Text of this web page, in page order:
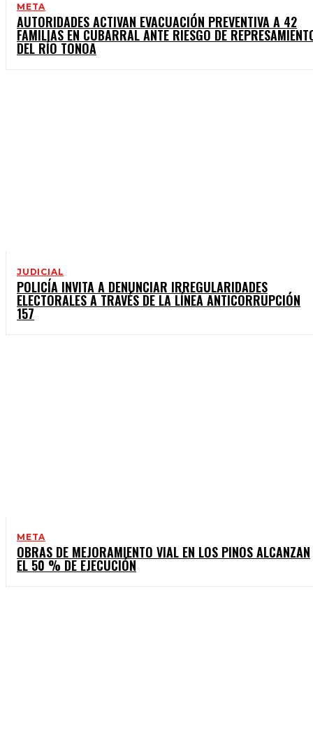
META
AUTORIDADES ACTIVAN EVACUACIÓN PREVENTIVA A 42
FAMILIAS EN CUBARRAL ANTE RIESGO DE
DEL RÍO TONOA
JUDICIAL
POLICÍA INVITA A DENUNCIAR IRREGULARIDADES
ELECTORALES A TRAVÉS DE LA LÍNEA ANTICORRUPCIÓN
157
META
OBRAS DE MEJORAMIENTO VIAL EN LOS PINOS ALCANZAN
EL 50 % DE EJECUCIÓN